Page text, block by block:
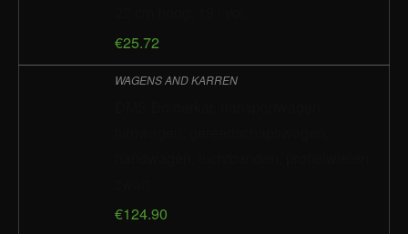
€25.72
WAGENS AND KARREN
€124.90